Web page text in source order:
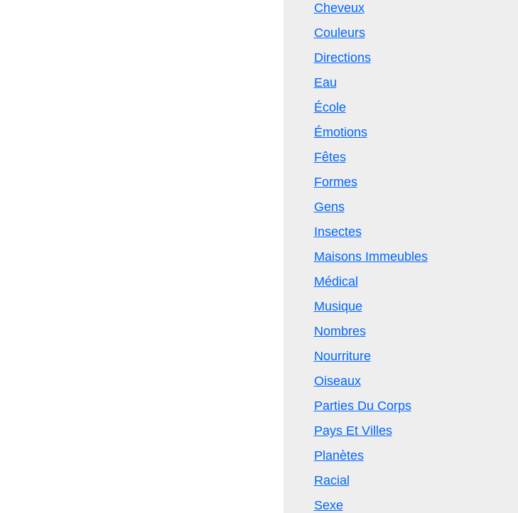
Cheveux
Couleurs
Directions
Eau
École
Émotions
Fêtes
Formes
Gens
Insectes
Maisons Immeubles
Médical
Musique
Nombres
Nourriture
Oiseaux
Parties Du Corps
Pays Et Villes
Planètes
Racial
Sexe